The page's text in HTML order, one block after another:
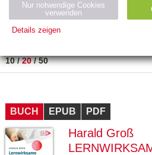
Neuerscheinung
PREIS
10/20/50
BUCH EPUB PDF
Harald Groß
Nur notwendige Cookies
verwenden
Details zeigen
Name Zweck
ESSION
_ID
verlag.
de
Session verwendet
GV_CO
OKIES
gabal-
Speichert den
Domäne.